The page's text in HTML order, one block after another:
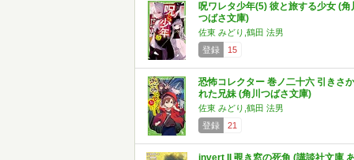
呪ワレタ少年(5) 彼と旅する少女 (角
つばさ文庫)
佐東 みどり,鶴田 法男
登録
15
恐怖コレクター 巻ノ二十六 引きさか
れた兄妹 (角川つばさ文庫)
佐東 みどり,鶴田 法男
登録
21
invert II 覗き窓の死角 (講談社文庫